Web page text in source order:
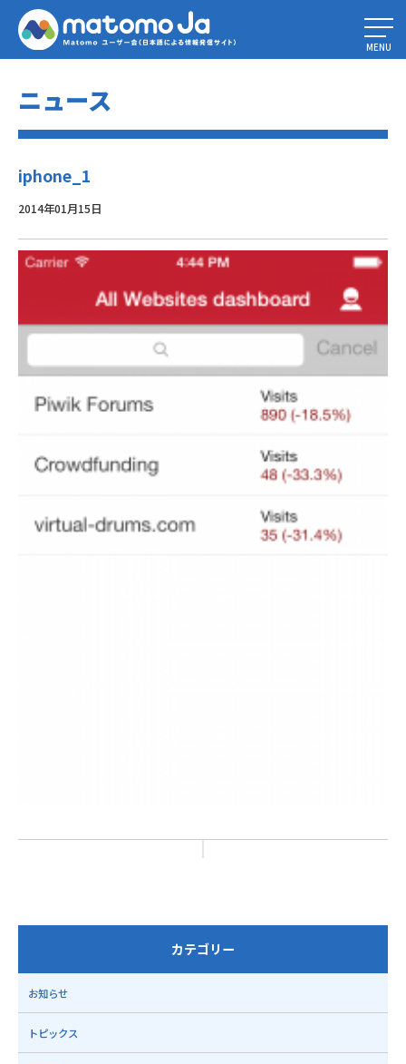
Home» Piwik Mobile 2 – 変更点について
MENU
ニュース
iphone_1
2014年01月15日
カテゴリー
お知らせ
トピックス